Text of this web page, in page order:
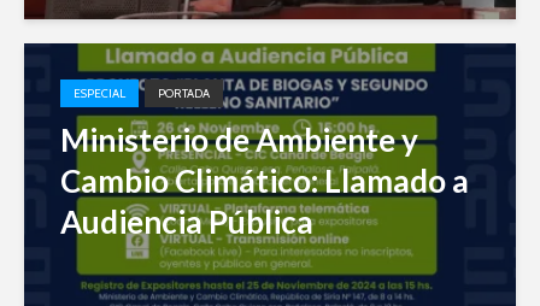
ESPECIAL PORTADA
Ministerio de Ambiente y
Cambio Climático: Llamado a
Audiencia Pública